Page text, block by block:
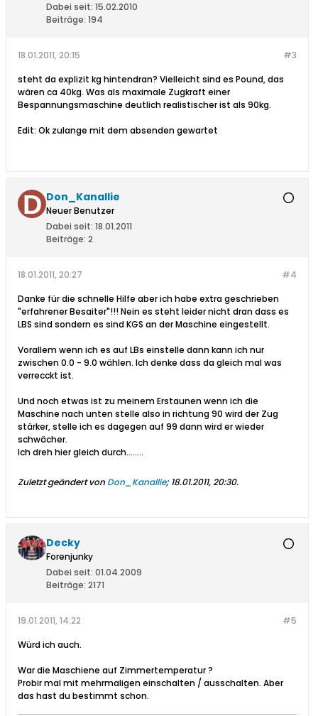
Dabei seit: 15.02.2010
Beiträge: 194
#3
18.01.2011, 20:15
steht da explizit kg hintendran? Vielleicht sind es Pound, das
wären ca 40kg. Was als maximale Zugkraft einer
Bespannungsmaschine deutlich realistischer ist als 90kg.
Edit: Ok zulange mit dem absenden gewartet
Don_Kanallie
Neuer Benutzer
Dabei seit: 18.01.2011
Beiträge: 2
#4
18.01.2011, 20:27
Danke für die schnelle Hilfe aber ich habe extra geschrieben
"erfahrener Besaiter"!!! Nein es steht leider nicht dran dass es
LBS sind sondern es sind KGS an der Maschine eingestellt.
Vorallem wenn ich es auf LBs einstelle dann kann ich nur
zwischen 0.0 - 9.0 wählen. Ich denke dass da gleich mal was
verrecckt ist.
Und noch etwas ist zu meinem Erstaunen wenn ich die
Maschine nach unten stelle also in richtung 90 wird der Zug
stärker, stelle ich es dagegen auf 99 dann wird er wieder
schwächer.
Ich dreh hier gleich durch........
Zuletzt geändert von Don_Kanallie; 18.01.2011, 20:30.
Decky
Forenjunky
Dabei seit: 01.04.2009
Beiträge: 2171
#5
19.01.2011, 14:22
Würd ich auch.
War die Maschiene auf Zimmertemperatur ?
Probir mal mit mehrmaligen einschalten / ausschalten. Aber
das hast du bestimmt schon.